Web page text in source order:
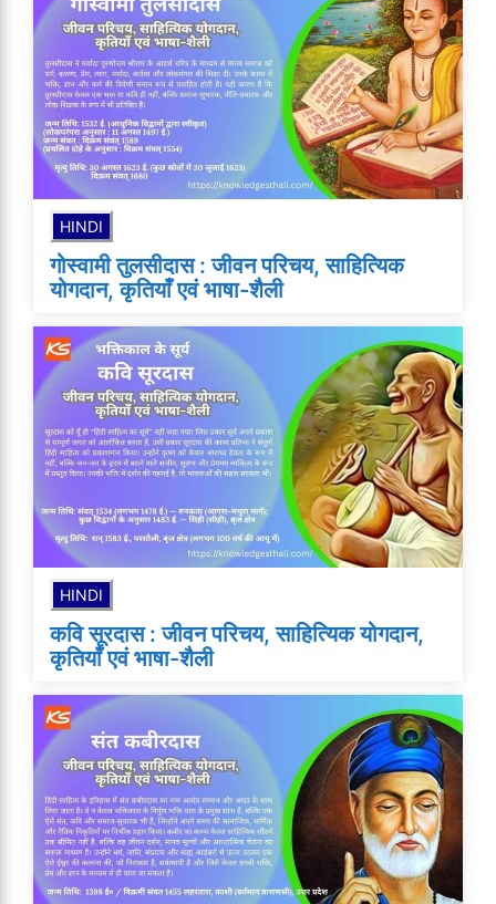
HINDI
गोस्वामी तुलसीदास : जीवन परिचय, साहित्यिक
योगदान, कृतियाँ एवं भाषा-शैली
HINDI
कवि सूरदास : जीवन परिचय, साहित्यिक योगदान,
कृतियाँ एवं भाषा-शैली